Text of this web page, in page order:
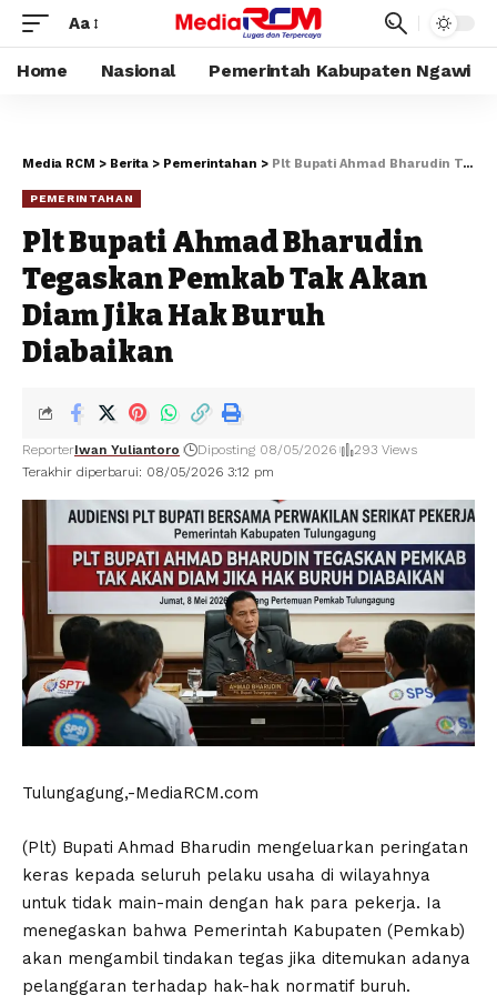
Aa
Home Nasional Pemerintah Kabupaten Ngawi
Media RCM > Berita > Pemerintahan > Plt Bupati Ahmad Bharudin Tegaskan Pemkab Tak Akan Diam Jika Hak Buruh Diabaikan
PEMERINTAHAN
Plt Bupati Ahmad Bharudin
Tegaskan Pemkab Tak Akan
Diam Jika Hak Buruh
Diabaikan
Terakhir diperbarui: 08/05/2026 3:12 pm
ReporterIwan Yuliantoro Diposting 08/05/2026 293 Views
Tulungagung,-MediaRCM.com
(Plt) Bupati Ahmad Bharudin mengeluarkan peringatan
keras kepada seluruh pelaku usaha di wilayahnya
untuk tidak main-main dengan hak para pekerja. Ia
menegaskan bahwa Pemerintah Kabupaten (Pemkab)
akan mengambil tindakan tegas jika ditemukan adanya
pelanggaran terhadap hak-hak normatif buruh.